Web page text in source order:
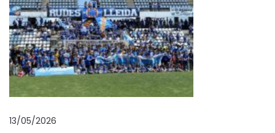
e
r
r
a
a
C
13/05/2026